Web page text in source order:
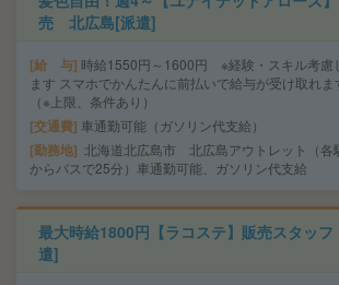
売 北広島[派遣]
給 与 時給1550円～1600円 ※経験・スキル考慮
ます スマホでかんたんに前払いで給与が受け取れま
（※上限、条件あり）
交通費 車通勤可能（ガソリン代支給）
勤務地
北海道北広島市 北広島アウトレット（各
からバスで25分）車通勤可能、ガソリン代支給
最大時給1800円【ラコステ】販売スタッ
遣]